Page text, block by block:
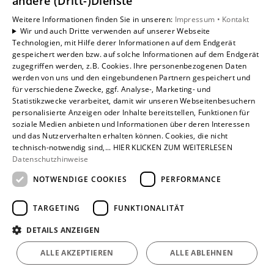
Um externe HTML-Inhalte anzuzeigen, benötigen wir
Ihre Einwilligung.
Datenschutzerklärung.
Cookie-Einstellungen öffnen
Weitere Informationen finden Sie in unseren: Impressum • Kontakt
Wir und auch Dritte verwenden auf unserer Webseite
Technologien, mit Hilfe derer Informationen auf dem Endgerät
gespeichert werden bzw. auf solche Informationen auf dem Endgerät
zugegriffen werden, z.B. Cookies. Ihre personenbezogenen Daten
werden von uns und den eingebundenen Partnern gespeichert und
für verschiedene Zwecke, ggf. Analyse-, Marketing- und
Statistikzwecke verarbeitet, damit wir unseren Webseitenbesuchern
personalisierte Anzeigen oder Inhalte bereitstellen, Funktionen für
soziale Medien anbieten und Informationen über deren Interessen
und das Nutzerverhalten erhalten können. Cookies, die nicht
technisch-notwendig sind,... HIER KLICKEN ZUM WEITERLESEN
Datenschutzhinweise
NOTWENDIGE COOKIES
PERFORMANCE
TARGETING FUNKTIONALITÄT
DETAILS ANZEIGEN
ALLE AKZEPTIEREN ALLE ABLEHNEN